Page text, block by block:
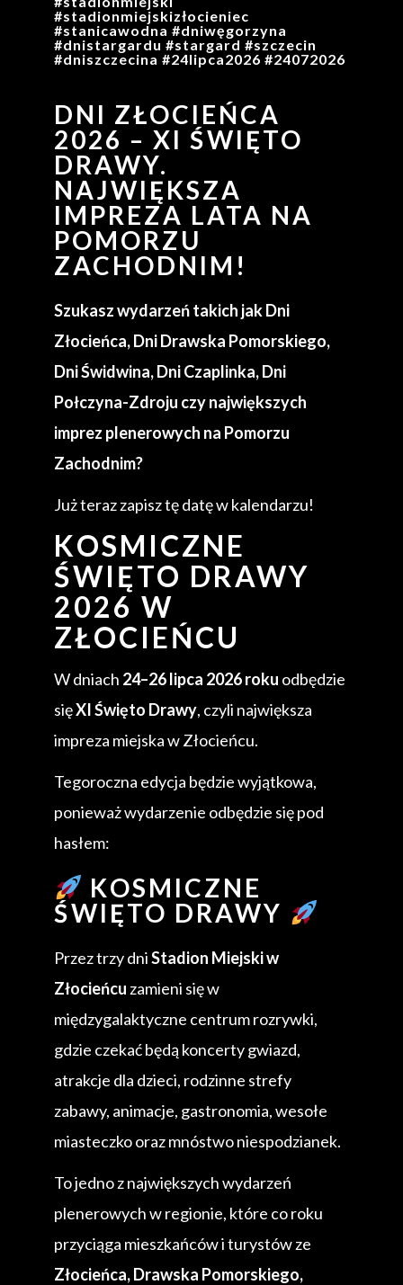
#stadionmiejskizłocieniec
#stanicawodna #dniwęgorzyna
#dnistargardu #stargard #szczecin
#dniszczecina #24lipca2026 #24072026
DNI ZŁOCIEŃCA
2026 – XI ŚWIĘTO
DRAWY.
NAJWIĘKSZA
IMPREZA LATA NA
POMORZU
ZACHODNIM!
Szukasz wydarzeń takich jak Dni
Złocieńca, Dni Drawska Pomorskiego,
Dni Świdwina, Dni Czaplinka, Dni
Połczyna-Zdroju czy największych
imprez plenerowych na Pomorzu
Zachodnim?
Już teraz zapisz tę datę w kalendarzu!
KOSMICZNE
ŚWIĘTO DRAWY
2026 W
ZŁOCIEŃCU
W dniach 24–26 lipca 2026 roku odbędzie
sięXI Święto Drawy, czyli największa
impreza miejska w Złocieńcu.
Tegoroczna edycja będzie wyjątkowa,
ponieważ wydarzenie odbędzie się pod
hasłem:
KOSMICZNE
ŚWIĘTO DRAWY
Przez trzy dniStadion Miejski w
Złocieńcu zamieni się w
międzygalaktyczne centrum rozrywki,
gdzie czekać będą koncerty gwiazd,
atrakcje dla dzieci, rodzinne strefy
zabawy, animacje, gastronomia, wesołe
miasteczko oraz mnóstwo niespodzianek.
To jedno z największych wydarzeń
plenerowych w regionie, które co roku
przyciąga mieszkańców i turystów ze
Złocieńca, Drawska Pomorskiego,